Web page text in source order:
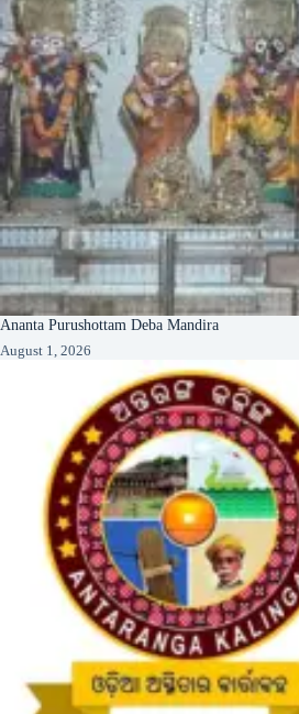
Ananta Purushottam Deba Mandira
August 1, 2026